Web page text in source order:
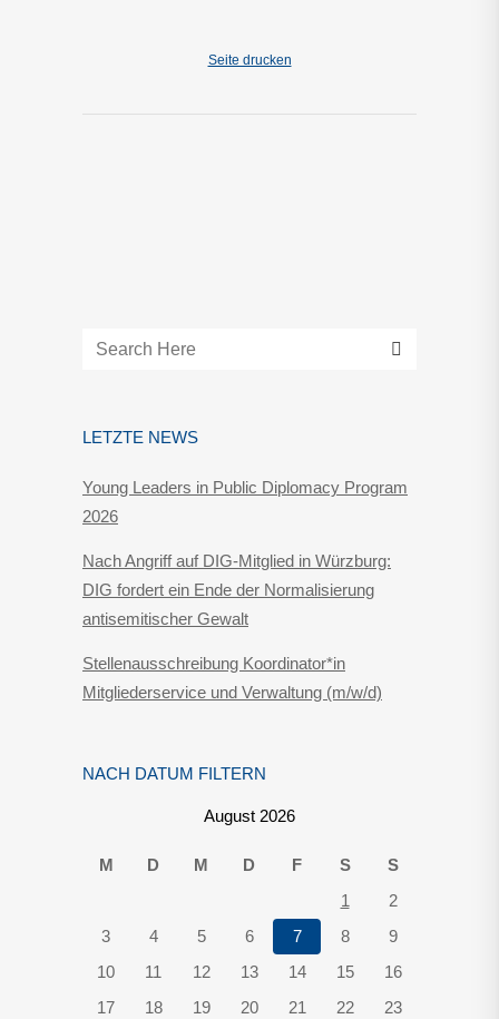
Seite drucken
LETZTE NEWS
Young Leaders in Public Diplomacy Program
2026
Nach Angriff auf DIG-Mitglied in Würzburg:
DIG fordert ein Ende der Normalisierung
antisemitischer Gewalt
Stellenausschreibung Koordinator*in
Mitgliederservice und Verwaltung (m/w/d)
NACH DATUM FILTERN
August 2026
M D M D F S
S
1
2
3
4 5 6 7 8
9
10
11 12 13 14 15
16
17
18 19 20 21 22
23